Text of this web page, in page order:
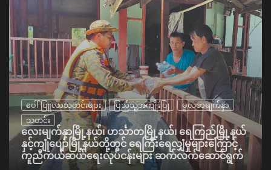
ပေါ်ပြူလာသတင်းများ ပြည်သူ့အကျိုးပြု
မူလစာမျက်နှာ
သတင်း
လေးမျက်နှာမြို့နယ်၊ ဟင်္သာတမြို့နယ်၊ ရေကြည်မြို့နယ်
နှင့်ကျုံပျော်မြို့နယ်တို့တွင် ရေကြီးရေလျှံမှုများကြောင့်
ကူညီကယ်ဆယ်ရေးလုပ်ငန်းများ ဆက်လက်ဆောင်ရွက်